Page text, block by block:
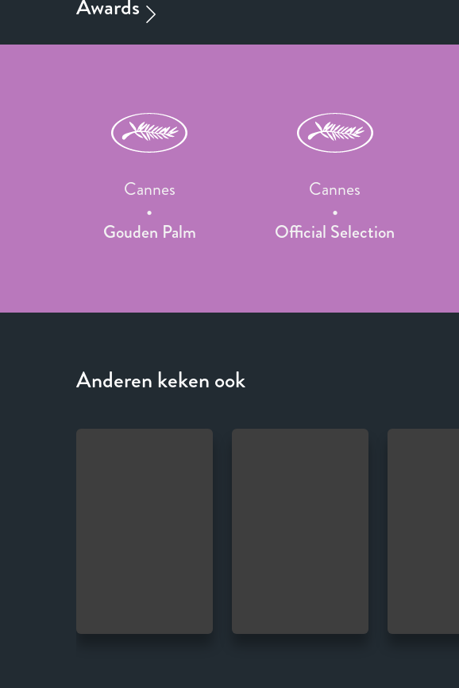
Cannes
Gouden Palm
Cannes
Official Selection